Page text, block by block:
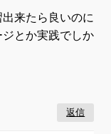
来たら良いのに
とか実践でしか
返信